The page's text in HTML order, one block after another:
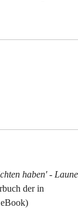
haben' -
der in